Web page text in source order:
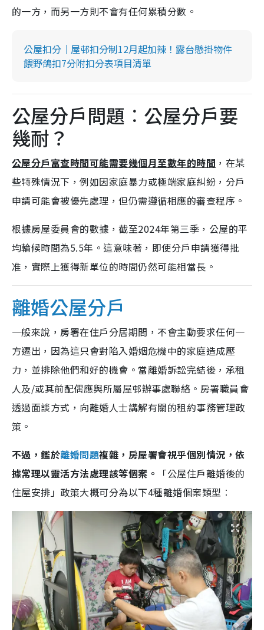
的一方，而另一方則不會有任何累積分數。
公屋扣分｜屋邨扣分制12月起加辣！露台懸掛物件
餵野鴿扣7分附扣分表項目清單
公屋分戶問題︰公屋分戶要
幾耐？
公屋分戶富查時間可能需要幾個月至數年的時間 ，在某
些特殊情況下，例如因家庭暴力或極端家庭糾紛，分戶
申請可能會被優先處理，但仍需遵循相應的審查程序。
根據房屋委員會的數據，截至2024年第三季，公屋的平
均輪候時間為5.5年。這意味著，即使分戶申請獲得批
准，實際上獲得新單位的時間仍然可能相當長。
離婚公屋分戶
一般來說，房署在住戶分居期間，不會主動要求任何一
方遷出，因為這只會對陷入婚姻危機中的家庭造成壓
力，並排除他們和好的機會。當離婚訴訟完結後，承租
人及/或其前配偶應與所屬屋邨辦事處聯絡。房署職員會
透過面談方式，向離婚人士講解有關的租約事務管理政
策。
不過，鑑於離婚問題複雜，房屋署會視乎個別情況，依
據常理以靈活方法處理該等個案。
「公屋住戶離婚後的
住屋安排」政策大概可分為以下4種離婚個案類型︰